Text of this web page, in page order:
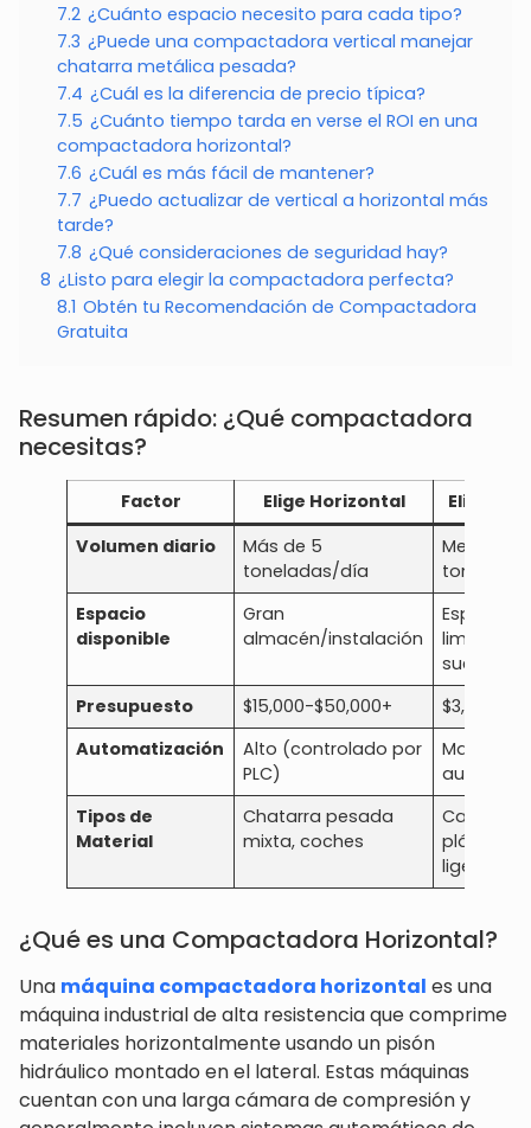
7.2 ¿Cuánto espacio necesito para cada tipo?
7.3 ¿Puede una compactadora vertical manejar
chatarra metálica pesada?
7.4 ¿Cuál es la diferencia de precio típica?
7.5 ¿Cuánto tiempo tarda en verse el ROI en una
compactadora horizontal?
7.6 ¿Cuál es más fácil de mantener?
7.7 ¿Puedo actualizar de vertical a horizontal más
tarde?
7.8 ¿Qué consideraciones de seguridad hay?
8 ¿Listo para elegir la compactadora perfecta?
8.1 Obtén tu Recomendación de Compactadora
Gratuita
Resumen rápido: ¿Qué compactadora
necesitas?
Factor Elige Horizontal
Elige
Volumen diario
Más de 5
toneladas/día
Menos de
Espacio
disponible
Gran
almacén/instalación
Espacio
limitado
suelo
Presupuesto
$15,000-$50,000+
$3,000-
Automatización
Alto (controlado por
PLC)
Manual/
Tipos de
Material
Chatarra pesada
mixta, coches
Cartón,
plástico,
ligero
¿Qué es una Compactadora Horizontal?
Una máquina compactadora horizontal es una
máquina industrial de alta resistencia que comprime
materiales horizontalmente usando un pisón
hidráulico montado en el lateral. Estas máquinas
cuentan con una larga cámara de compresión y